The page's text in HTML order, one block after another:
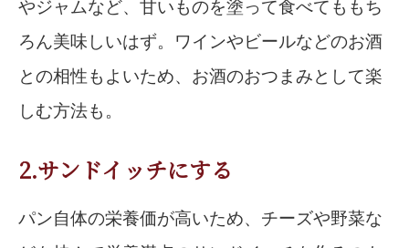
やジャムなど、甘いものを塗って食べてももち
ろん美味しいはず。ワインやビールなどのお酒
との相性もよいため、お酒のおつまみとして楽
しむ方法も。
2.サンドイッチにする
パン自体の栄養価が高いため、チーズや野菜な